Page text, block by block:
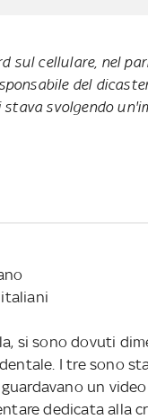
sul cellulare, nel
del
svolgendo
si sono dovuti
I tre sono
un
dedicata alla